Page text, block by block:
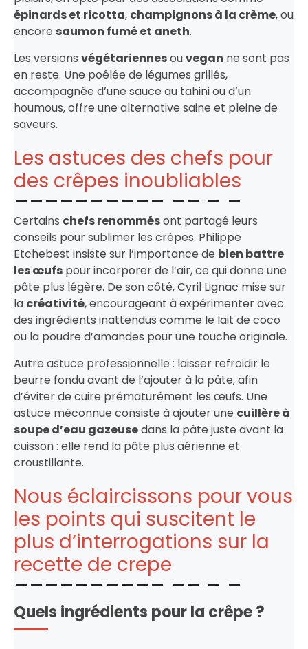
épinards et ricotta, champignons à la crème, ou
encore saumon fumé et aneth.
Les versions végétariennesouvegan ne sont pas
en reste. Une poêlée de légumes grillés,
accompagnée d’une sauce au tahini ou d’un
houmous, offre une alternative saine et pleine de
saveurs.
Les astuces des chefs pour
des crêpes inoubliables
Certains chefs renommésont partagé leurs
conseils pour sublimer les crêpes. Philippe
Etchebest insiste sur l’importance de bien battre
les œufs pour incorporer de l’air, ce qui donne une
pâte plus légère. De son côté, Cyril Lignac mise sur
la créativité, encourageant à expérimenter avec
des ingrédients inattendus comme le lait de coco
ou la poudre d’amandes pour une touche originale.
Autre astuce professionnelle : laisser refroidir le
beurre fondu avant de l’ajouter à la pâte, afin
d’éviter de cuire prématurément les œufs. Une
astuce méconnue consiste à ajouter une cuillère à
soupe d’eau gazeusedans la pâte juste avant la
cuisson : elle rend la pâte plus aérienne et
croustillante.
Nous éclaircissons pour vous
les points qui suscitent le
plus d’interrogations sur la
recette de crepe
Quels ingrédients pour la crêpe ?